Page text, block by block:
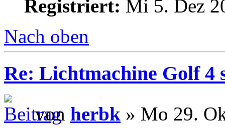
Registriert: Mi 5. Dez
Nach oben
Re: Lichtmachine Golf 4
von herbk » Mo 29.